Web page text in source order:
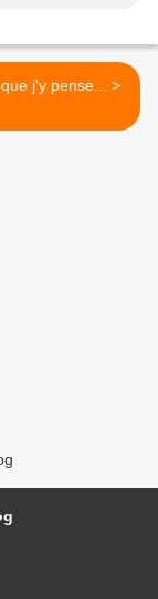
Pendant que j'y pense... >